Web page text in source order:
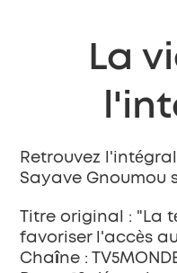
La
Retrouvez
Sayave Gnoumou
Titre original : "La
favoriser l'accès
Chaîne :